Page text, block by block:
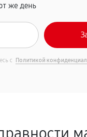
же день
с Политикой